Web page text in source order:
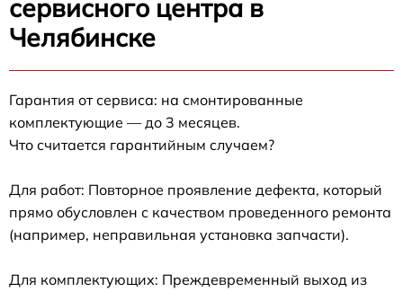
сервисного центра в
Челябинске
Гарантия от сервиса: на смонтированные
комплектующие — до 3 месяцев.
Что считается гарантийным случаем?
Для работ: Повторное проявление дефекта, который
прямо обусловлен с качеством проведенного ремонта
(например, неправильная установка запчасти).
Для комплектующих: Преждевременный выход из